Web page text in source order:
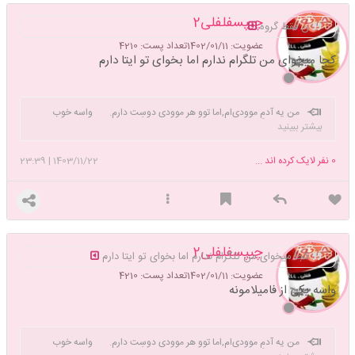
چیپسفلفلی2
عضویت: 1402/01/11 تعداد پست: 4210
ن فقط گروه
کجا میخوای من تلگرام ندارم اما بخوای تو ایتا دارم
من یه آدمِ موودی‌ام,اما توو هر موودی دوسِت دارم. واسه خوب
شدن مامانم میشه صلوات بفرستی💖
بیشتر ببینید
1403/11/22
|
23:39 0 نفر لایک کرده اند ...
چیپسفلفلی2
عضویت: 1402/01/11 تعداد پست: 4210
کجا میخوای من تلگرام ندارم اما بخوای تو ایتا دارم
واسه یکی از فامیلامونه
من یه آدمِ موودی‌ام,اما توو هر موودی دوسِت دارم. واسه خوب